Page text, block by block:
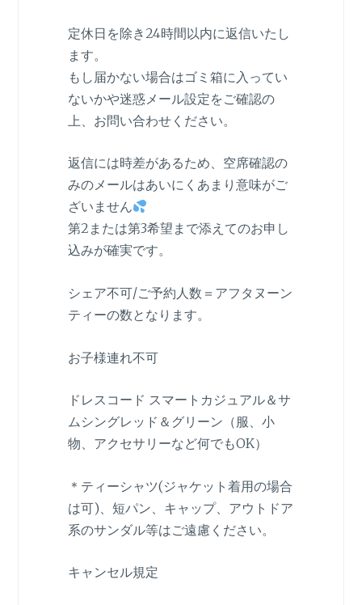
定休日を除き24時間以内に返信いたし
ます。
もし届かない場合はゴミ箱に入ってい
ないかや迷惑メール設定をご確認の
上、お問い合わせください。
返信には時差があるため、空席確認の
みのメールはあいにくあまり意味がご
ざいません
第2または第3希望まで添えてのお申し
込みが確実です。
シェア不可/ご予約人数＝アフタヌーン
ティーの数となります。
お子様連れ不可
ドレスコード スマートカジュアル＆サ
ムシングレッド＆グリーン（服、小
物、アクセサリーなど何でもOK）
＊ティーシャツ(ジャケット着用の場合
は可)、短パン、キャップ、アウトドア
系のサンダル等はご遠慮ください。
キャンセル規定